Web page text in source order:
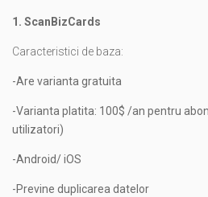
1. ScanBizCards
Caracteristici de baza:
-Are varianta gratuita
-Varianta platita: 100$ /an pentru
utilizatori)
-Android/ iOS
-Previne duplicarea datelor